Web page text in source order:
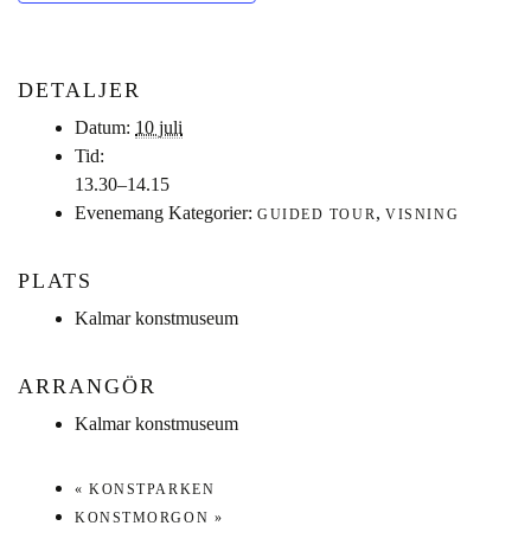
DETALJER
Datum: 10 juli
Tid:
13.30–14.15
Evenemang Kategorier: GUIDED TOUR,VISNING
PLATS
Kalmar konstmuseum
ARRANGÖR
Kalmar konstmuseum
« KONSTPARKEN
KONSTMORGON »